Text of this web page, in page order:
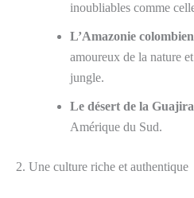
inoubliables comme
L’Amazonie
amoureux de la nature
jungle.
Le désert de la Guajira
Amérique du Sud.
2. Une culture riche et authentique